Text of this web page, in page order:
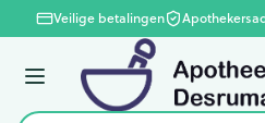
Ga naar de inhoud
1 van 1Veilige betalingen
Menu